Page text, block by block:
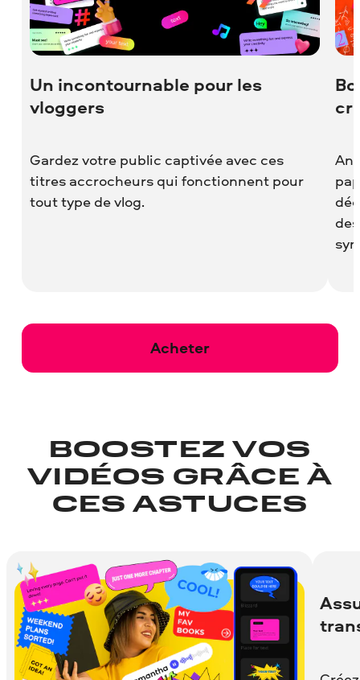
Un incontournable pour les
vloggers
Gardez votre public captivée avec ces
titres accrocheurs qui fonctionnent pour
tout type de vlog.
Acheter
BOOSTEZ VOS
VIDÉOS GRÂCE À
CES ASTUCES